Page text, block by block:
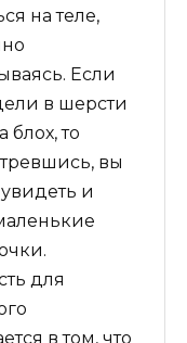
на теле,
Если
в шерсти
блох, то
вы
и
для
в том, что